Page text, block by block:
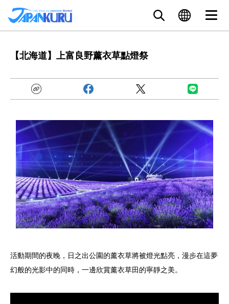
【北海道】上富良野薰衣草點燈祭
活動期間的夜晚，日之出公園的薰衣草將被燈光點亮，漫步在這夢
幻般的光影中的同時，一邊欣賞薰衣草田的寧靜之美。